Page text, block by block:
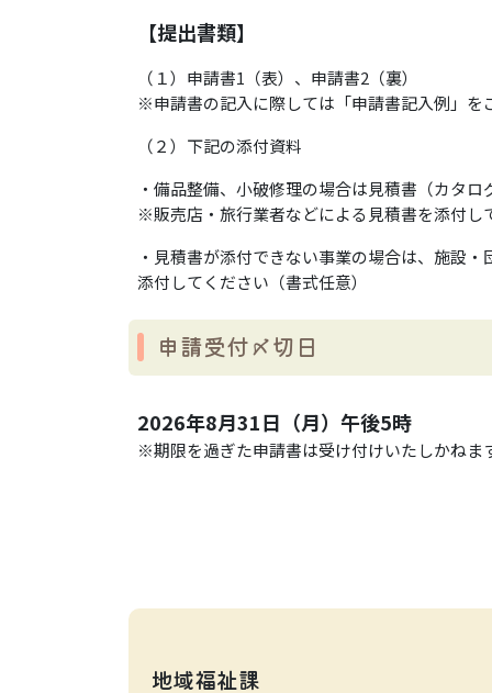
【提出書類】
（１）申請書1（表）、申請書2（裏）
※申請書の記入に際しては「申請書記入例」を
（２）下記の添付資料
・備品整備、小破修理の場合は見積書（カタ
※販売店・旅行業者などによる見積書を添付し
・見積書が添付できない事業の場合は、施設
添付してください（書式任意）
申請受付〆切日
2026年8月31日（月）午後5時
※期限を過ぎた申請書は受け付けいたしかねま
地域福祉課